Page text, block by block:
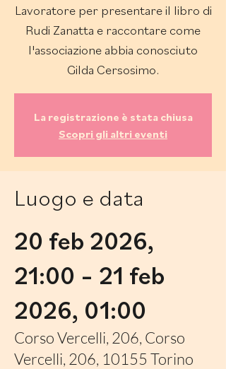
Lavoratore per presentare il libro di
Rudi Zanatta e raccontare come
l'associazione abbia conosciuto
Gilda Cersosimo.
La registrazione è stata chiusa
Scopri gli altri eventi
Luogo e data
20 feb 2026,
21:00 – 21 feb
2026, 01:00
Corso Vercelli, 206, Corso
Vercelli, 206, 10155 Torino